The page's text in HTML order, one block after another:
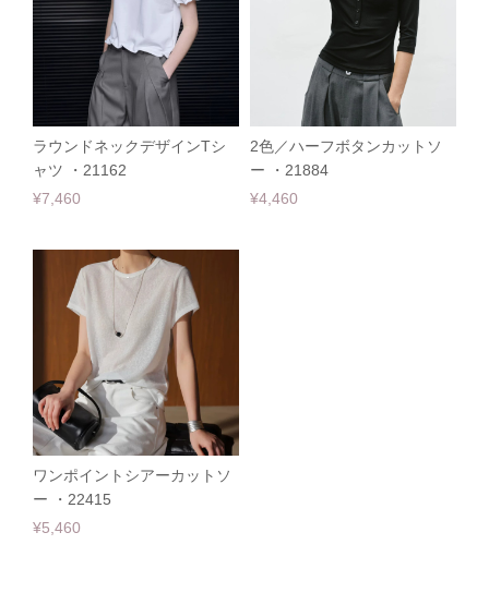
ラウンドネックデザインTシ
ャツ ・21162
¥7,460
2色／ハーフボタンカットソ
ー ・21884
¥4,460
ワンポイントシアーカットソ
ー ・22415
¥5,460